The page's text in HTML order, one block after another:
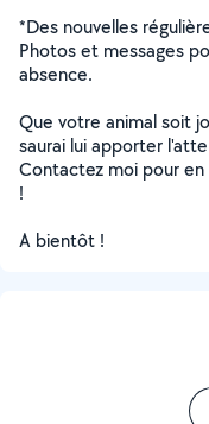
*Des nouvelles
Photos et messages
absence.
Que votre animal soit
saurai lui apporter
Contactez moi pour
!
A bientôt !